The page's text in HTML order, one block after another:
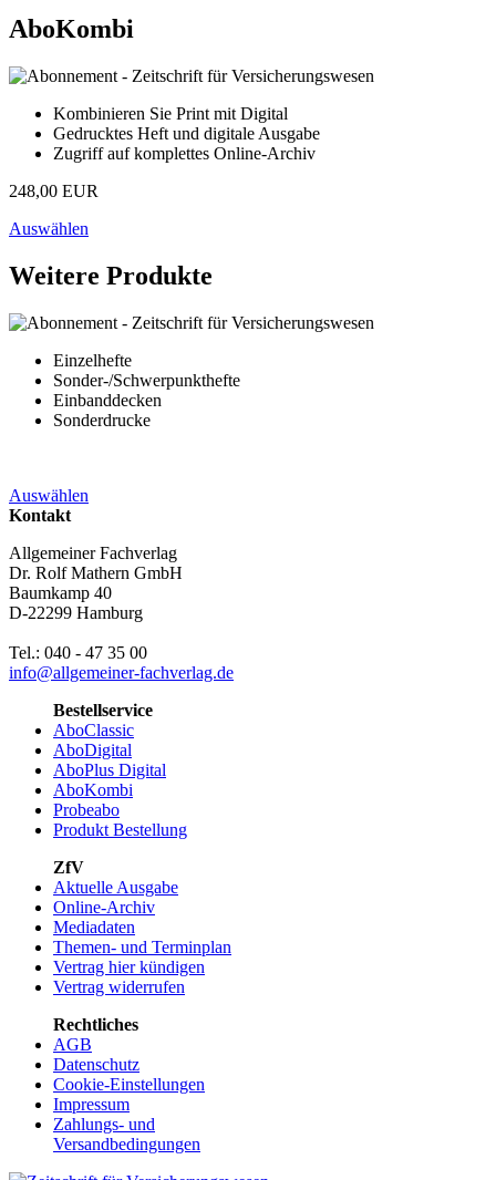
AboKombi
Kombinieren Sie Print mit Digital
Gedrucktes Heft und digitale Ausgabe
Zugriff auf komplettes Online-Archiv
248,00 EUR
Auswählen
Weitere Produkte
Einzelhefte
Sonder-/Schwerpunkthefte
Einbanddecken
Sonderdrucke
Auswählen
Kontakt
Allgemeiner Fachverlag
Dr. Rolf Mathern GmbH
Baumkamp 40
D-22299 Hamburg
Tel.: 040 - 47 35 00
info@allgemeiner-fachverlag.de
Bestellservice
AboClassic
AboDigital
AboPlus Digital
AboKombi
Probeabo
Produkt Bestellung
ZfV
Aktuelle Ausgabe
Online-Archiv
Mediadaten
Themen- und Terminplan
Vertrag hier kündigen
Vertrag widerrufen
Rechtliches
AGB
Datenschutz
Cookie-Einstellungen
Impressum
Zahlungs- und
Versandbedingungen